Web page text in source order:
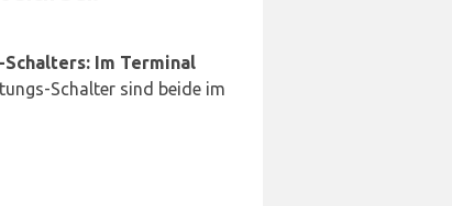
Im Terminal
Schalter sind beide im